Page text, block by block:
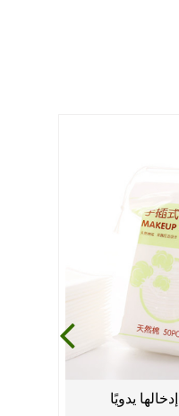
Previous
لفة مناديل المطبخ القابلة